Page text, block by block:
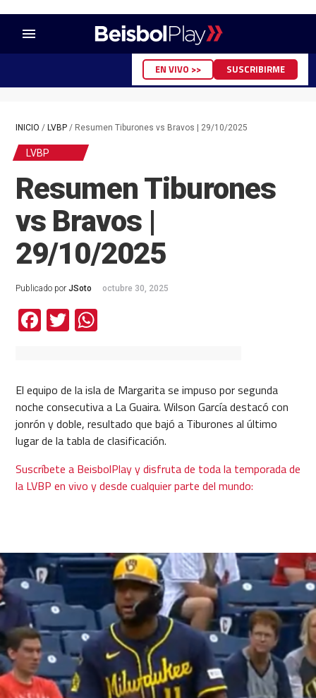
menu
EN VIVO >> SUSCRIBIRME
INICIO / LVBP/ Resumen Tiburones vs Bravos | 29/10/2025
LVBP
Resumen Tiburones
vs Bravos |
29/10/2025
Publicado por JSoto octubre 30, 2025
Facebook
TwitterWhatsApp
El equipo de la isla de Margarita se impuso por segunda
noche consecutiva a La Guaira. Wilson García destacó con
jonrón y doble, resultado que bajó a Tiburones al último
lugar de la tabla de clasificación.
Suscríbete a BeisbolPlay y disfruta de toda la temporada de
la LVBP en vivo y desde cualquier parte del mundo: